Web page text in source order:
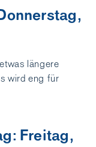
längere
wird eng für
Freitag,